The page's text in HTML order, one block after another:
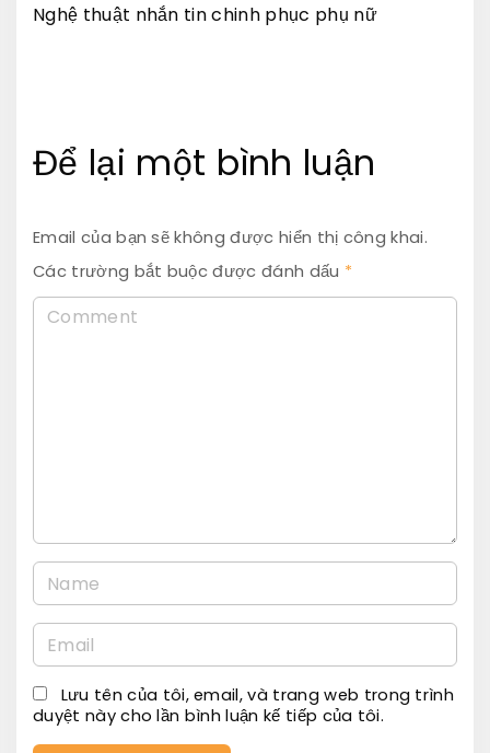
Nghệ thuật nhắn tin chinh phục phụ nữ
Để lại một bình luận
Email của bạn sẽ không được hiển thị công khai.
Các trường bắt buộc được đánh dấu *
a
*
m
a
i
Lưu tên của tôi, email, và trang web trong trình
duyệt này cho lần bình luận kế tiếp của tôi.